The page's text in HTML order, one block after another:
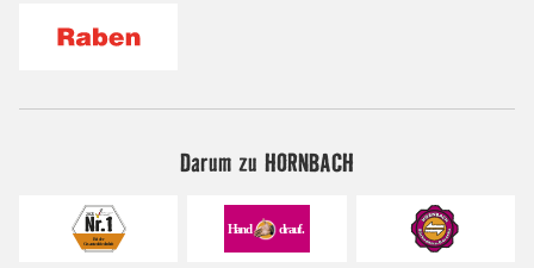
Darum zu HORNBACH